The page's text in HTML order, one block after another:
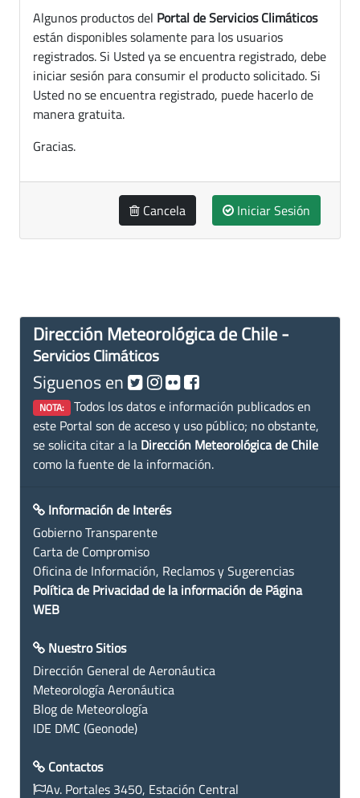
Algunos productos del Portal de Servicios Climáticos
están disponibles solamente para los usuarios
registrados. Si Usted ya se encuentra registrado, debe
iniciar sesión para consumir el producto solicitado. Si
Usted no se encuentra registrado, puede hacerlo de
manera gratuita.
Gracias.
Cancela Iniciar Sesión
Dirección Meteorológica de Chile -
Servicios Climáticos
Siguenos en
NOTA: Todos los datos e información publicados en
este Portal son de acceso y uso público; no obstante,
se solicita citar a la Dirección Meteorológica de Chile
como la fuente de la información.
Información de Interés
Gobierno Transparente
Carta de Compromiso
Oficina de Información, Reclamos y Sugerencias
Política de Privacidad de la información de Página
WEB
Nuestro Sitios
Dirección General de Aeronáutica
Meteorología Aeronáutica
Blog de Meteorología
IDE DMC (Geonode)
Contactos
Av. Portales 3450, Estación Central